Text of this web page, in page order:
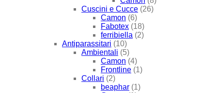
Cuscini e Cucce (26)
Camon (6)
Fabotex (18)
ferribiella (2)
Antiparassitari (10)
Ambientali (5)
Camon (4)
Frontline (1)
Collari (2)
beaphar (1)